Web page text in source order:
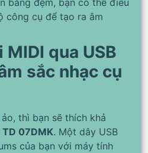
bằng đệm, bạn có thể điều
công cụ để tạo ra âm
qua USB
sắc nhạc cụ
thì bạn sẽ thích khả
TD 07DMK. Một dây USB
của bạn với máy tính